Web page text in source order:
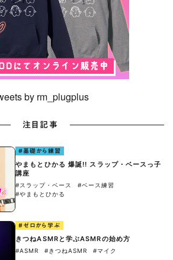
by rm_plugplus
注目記事
#基礎から練習
やまもとひかる 爆誕!! スラップ・ベースっ子
講座
#スラップ・ベース
#ベース練習
#やまもとひかる
#ゼロから学ぶ
きつねASMRと学ぶASMRの始め方
#ASMR #きつねASMR #マイク